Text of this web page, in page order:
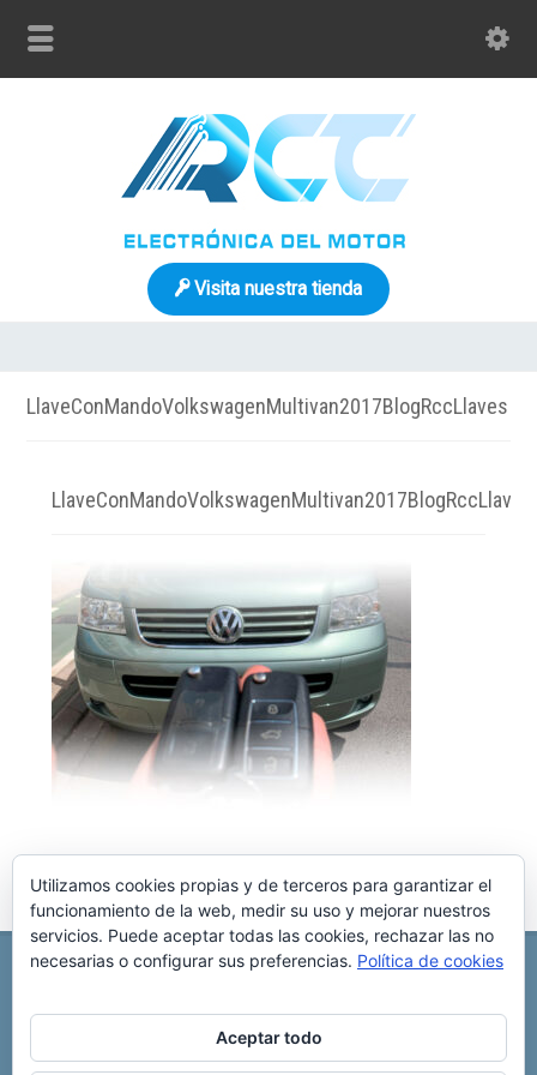
Visita nuestra tienda
LlaveConMandoVolkswagenMultivan2017BlogRccLlaves
LlaveConMandoVolkswagenMultivan2017BlogRccLlaves
REPARACIÓN CENTRALITA DE COCHE
C/ Virgen del pilar, 6 ,
Copyright © 2025 Reparación Centralita De Coche
Utilizamos cookies propias y de terceros para garantizar el
funcionamiento de la web, medir su uso y mejorar nuestros
servicios. Puede aceptar todas las cookies, rechazar las no
necesarias o configurar sus preferencias. Política de cookies
Aceptar todo